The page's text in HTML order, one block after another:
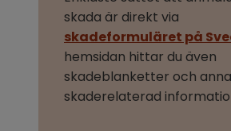
skadeformuläret på
hemsidan hittar du även
skadeblanketter och
skaderelaterad